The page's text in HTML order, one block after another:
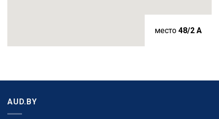
место 48/2 A
AUD.BY